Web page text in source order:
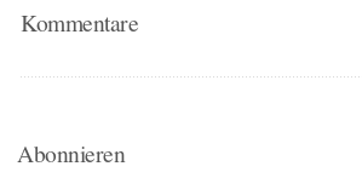
Kommentare
Abonnieren